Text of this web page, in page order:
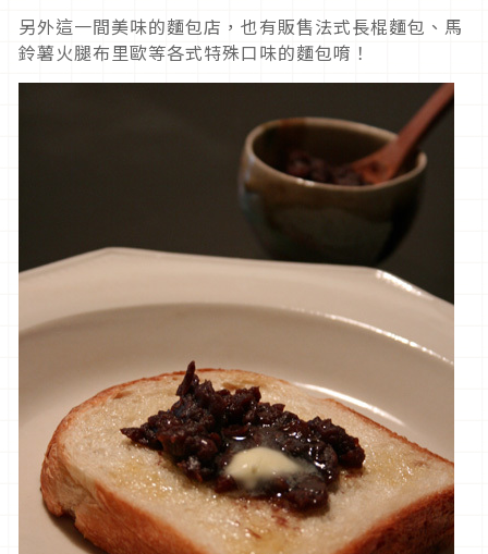
另外這一間美味的麵包店，也有販售法式長棍麵包、馬
鈴薯火腿布里歐等各式特殊口味的麵包唷！